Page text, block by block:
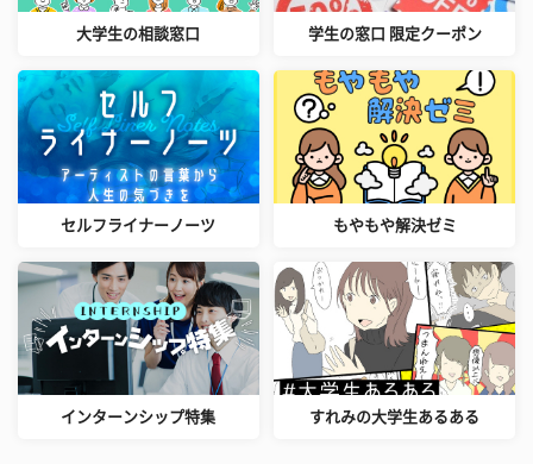
大学生の相談窓口 学生の窓口 限定クーポン
セルフライナーノーツ もやもや解決ゼミ
インターンシップ特集 すれみの大学生あるある